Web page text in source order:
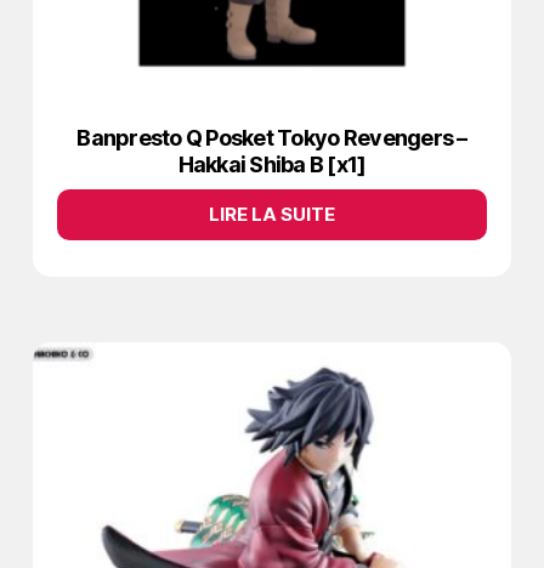
Banpresto Q Posket Tokyo Revengers –
Hakkai Shiba B [x1]
LIRE LA SUITE